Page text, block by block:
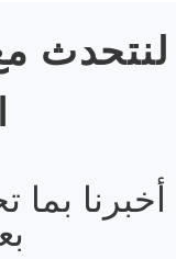
لنتحدث
أخبرنا بما